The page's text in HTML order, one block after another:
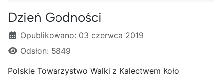
Dzień Godności
Szczegóły
Opublikowano: 03 czerwca 2019
Odsłon: 5849
Polskie Towarzystwo Walki z Kalectwem Koło